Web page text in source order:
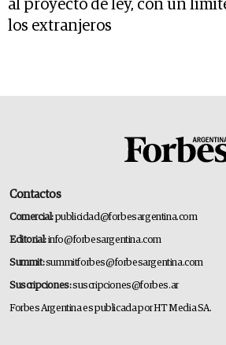
al proyecto de ley, con un
los extranjeros
Contactos
Comercial:publicidad@forbesargentina.com
Editorial:info@forbesargentina.com
Summit:summitforbes@forbesargentina.com
Suscripciones:suscripciones@forbes.ar
Forbes Argentina es publicada por HT Media SA.